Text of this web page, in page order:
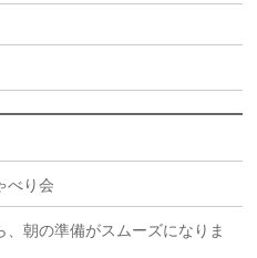
べり会
朝の準備がスムーズになりま